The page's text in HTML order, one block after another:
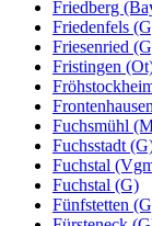
Friedberg
Friedenfels
Friesenried
Fristingen
Fuchsmühl
Fuchsstadt
Fuchstal
Fuchstal (G)
Fünfstetten